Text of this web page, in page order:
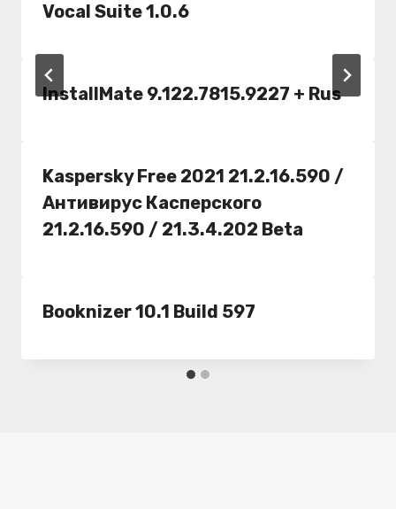
Vocal Suite 1.0.6
InstallMate 9.122.7815.9227 + Rus
Kaspersky Free 2021 21.2.16.590 /
Антивирус Касперского
21.2.16.590 / 21.3.4.202 Beta
Booknizer 10.1 Build 597